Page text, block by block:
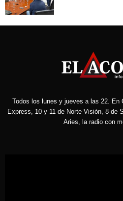
Todos los lunes y jueves a las 22. En
Express, 10 y 11 de Norte Visión, 8 de
Aries, la radio con